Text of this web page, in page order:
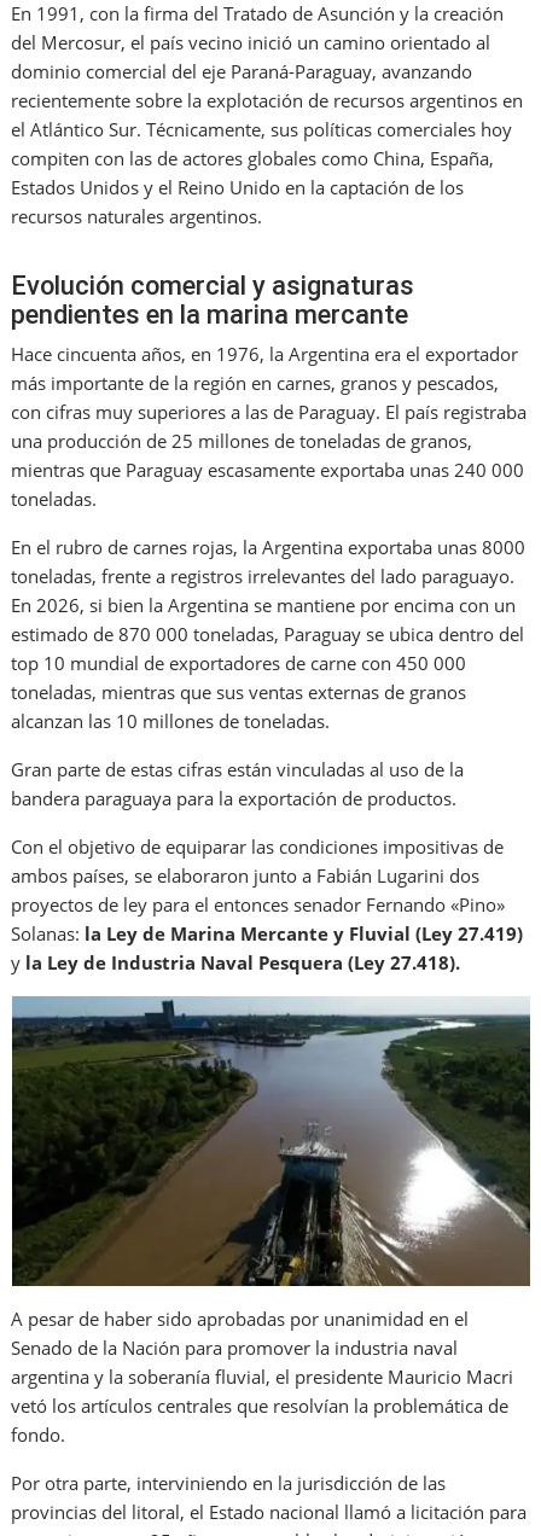
En 1991, con la firma del Tratado de Asunción y la creación
del Mercosur, el país vecino inició un camino orientado al
dominio comercial del eje Paraná-Paraguay, avanzando
recientemente sobre la explotación de recursos argentinos en
el Atlántico Sur. Técnicamente, sus políticas comerciales hoy
compiten con las de actores globales como China, España,
Estados Unidos y el Reino Unido en la captación de los
recursos naturales argentinos.
Evolución comercial y asignaturas
pendientes en la marina mercante
Hace cincuenta años, en 1976, la Argentina era el exportador
más importante de la región en carnes, granos y pescados,
con cifras muy superiores a las de Paraguay. El país registraba
una producción de 25 millones de toneladas de granos,
mientras que Paraguay escasamente exportaba unas 240 000
toneladas.
En el rubro de carnes rojas, la Argentina exportaba unas 8000
toneladas, frente a registros irrelevantes del lado paraguayo.
En 2026, si bien la Argentina se mantiene por encima con un
estimado de 870 000 toneladas, Paraguay se ubica dentro del
top 10 mundial de exportadores de carne con 450 000
toneladas, mientras que sus ventas externas de granos
alcanzan las 10 millones de toneladas.
Gran parte de estas cifras están vinculadas al uso de la
bandera paraguaya para la exportación de productos.
Con el objetivo de equiparar las condiciones impositivas de
ambos países, se elaboraron junto a Fabián Lugarini dos
proyectos de ley para el entonces senador Fernando «Pino»
Solanas: la Ley de Marina Mercante y Fluvial (Ley 27.419)
y la Ley de Industria Naval Pesquera (Ley 27.418).
A pesar de haber sido aprobadas por unanimidad en el
Senado de la Nación para promover la industria naval
argentina y la soberanía fluvial, el presidente Mauricio Macri
vetó los artículos centrales que resolvían la problemática de
fondo.
Por otra parte, interviniendo en la jurisdicción de las
provincias del litoral, el Estado nacional llamó a licitación para